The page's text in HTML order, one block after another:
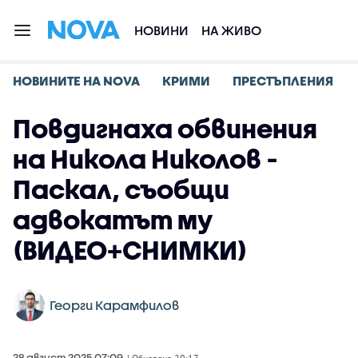
НОВИНИ НА ЖИВО
НОВИНИТЕ НА NOVA КРИМИ ПРЕСТЪПЛЕНИЯ
Повдигнаха обвинения
на Никола Николов -
Паскал, съобщи
адвокатът му
(ВИДЕО+СНИМКИ)
Георги Карамфилов